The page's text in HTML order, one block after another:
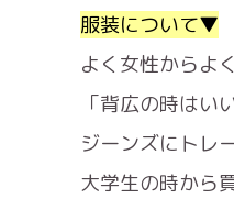
服装について▼
よく女性からよ
「背広の時は
ジーンズにトレ
大学生の時から